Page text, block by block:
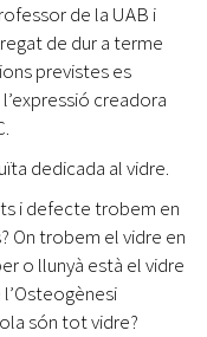
de la UAB i
de dur a terme
previstes es
creadora
dedicada al vidre.
i defecte trobem en
On trobem el vidre en
o llunyà està el vidre
són tot vidre?